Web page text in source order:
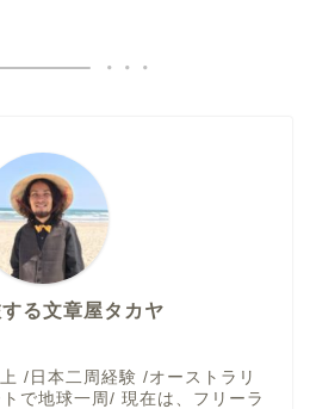
る文章屋タカヤ
/日本二周経験 /オーストラリ
で地球一周/ 現在は、フリーラ